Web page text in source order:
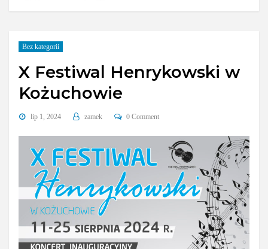
Bez kategorii
X Festiwal Henrykowski w
Kożuchowie
lip 1, 2024 zamek 0 Comment